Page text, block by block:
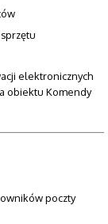
elektronicznych
obiektu Komendy
poczty